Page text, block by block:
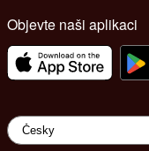
Objevte naši aplikaci